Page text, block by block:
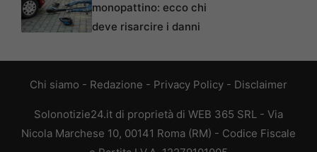
monopattino: ecco chi
deve risarcire i danni
Chi siamo - Redazione - Privacy Policy - Disclaimer
Solonotizie24.it di proprietà di WEB 365 SRL - Via
Nicola Marchese 10, 00141 Roma (RM) - Codice Fiscale